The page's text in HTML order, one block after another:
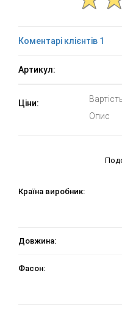
Коментарі клієнтів 1
Артикул:
Ціни:
Опис
Країна виробник:
Довжина:
Фасон: